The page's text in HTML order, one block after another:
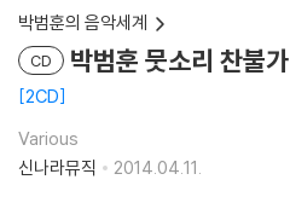
박범훈의 음악세계
CD 박범훈 뭇소리 찬불가
2CD
Various
신나라뮤직
2014.04.11.